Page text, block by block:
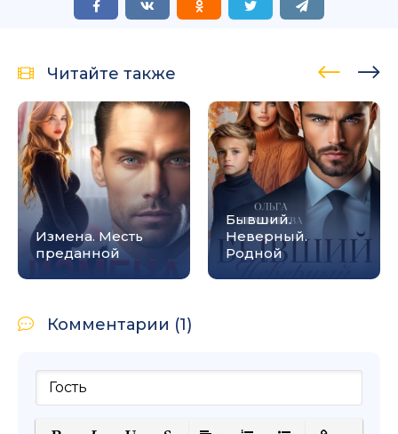
Читайте также
Измена. Месть
преданной
Бывший.
Неверный.
Родной
Комментарии (1)